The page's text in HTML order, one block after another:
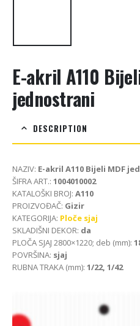
E-akril A110
jednostrani
DESCRIPTION
NAZIV: E-akril A110 Bijeli MDF
ŠIFRA ART.: 1004010002
KATALOŠKI BROJ: A110
PROIZVOĐAČ: Gizir
KATEGORIJA: Ploče sjaj
SKLADIŠNI DEKOR: da
PLOČA SJAJ 2800×1220; deb (mm):
POVRŠINA: sjaj
RUBNA TRAKA (mm): 1/22, 1/42